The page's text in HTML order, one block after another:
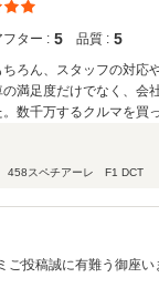
フター : 5 品質 : 5
ろん、スタッフの対応
満足度だけでなく、会
数千万するクルマを買
させてもらうつもりです
458スペチアーレ F1 DCT
ご投稿誠に有難う御座